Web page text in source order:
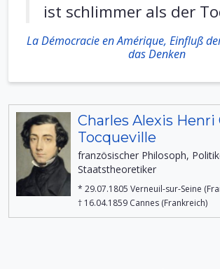
ist schlimmer als der
La Démocracie en Amérique, Einfluß
das Denken
Charles Alexis Henri
Tocqueville
französischer Philosoph,
Staatstheoretiker
* 29.07.1805 Verneuil-sur-Seine
† 16.04.1859 Cannes (Frankreich)